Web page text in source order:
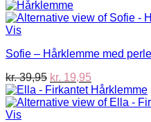
Vis
Sofie – Hårklemme med perle
kr.39,95 Den
oprindelige
pris
kr. 19,95
aktuelle
pris
Vis